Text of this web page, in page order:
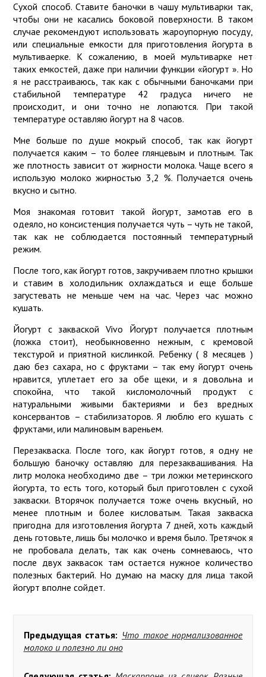
Сухой способ. Ставите баночки в чашу мультиварки так,
чтобы они не касались боковой поверхности. В таком
случае рекомендуют использовать жароупорную посуду,
или специальные емкости для приготовления йогурта в
мультиваерке. К сожалению, в моей мультиварке нет
таких емкостей, даже при наличии функции «йогурт ». Но
я не расстраиваюсь, так как с обычными баночками при
стабильной температуре 42 градуса ничего не
происходит, и они точно не лопаются. При такой
температуре оставляю йогурт на 8 часов.
Мне больше по душе мокрый способ, так как йогурт
получается каким – то более глянцевым и плотным. Так
же плотность зависит от жирности молока. Чаще всего я
использую молоко жирностью 3,2 %. Получается очень
вкусно и сытно.
Моя знакомая готовит такой йогурт, замотав его в
одеяло, но консистенция получается чуть – чуть не такой,
так как не соблюдается постоянный температурный
режим.
После того, как йогурт готов, закручиваем плотно крышки
и ставим в холодильник охлаждаться и еще больше
загустевать не меньше чем на час. Через час можно
кушать.
Йогурт с закваской Vivo Йогурт получается плотным
(ложка стоит), необыкновенно нежным, с кремовой
текстурой и приятной кислинкой. Ребенку ( 8 месяцев )
даю без сахара, но с фруктами – так ему йогурт очень
нравится, уплетает его за обе щеки, и я довольна и
спокойна, что такой кисломолочный продукт с
натуральными живыми бактериями и без вредных
консервантов – стабилизаторов. Я люблю его кушать с
фруктами, или малиновым вареньем.
Перезакваска. После того, как йогурт готов, я одну не
большую баночку оставляю для перезаквашивания. На
литр молока необходимо две – три ложки метеринского
йогурта, то есть того, который был приготовлен с сухой
закваски. Вторячок получается тоже очень вкусный, но
менее плотным и более кисловатым. Такая закваска
пригодна для изготовления йогурта 7 дней, хоть каждый
день готовьте, лишь бы молочко и время было. Третячок я
не пробовала делать, так как очень сомневаюсь, что
после двух заквасок там остается нужное количество
полезных бактерий. Но думаю на маску для лица такой
йогурт вполне сойдет.
Предыдущая статья: Что такое нормализованное
молоко и полезно ли оно